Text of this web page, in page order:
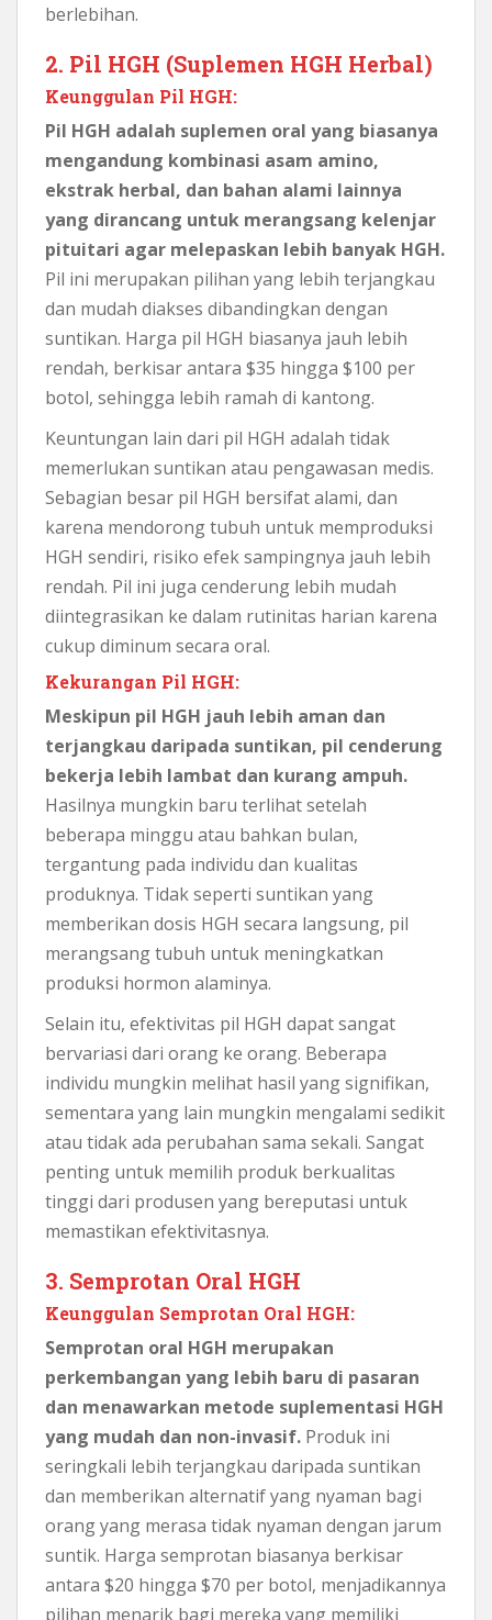
berlebihan.
2. Pil HGH (Suplemen HGH Herbal)
Keunggulan Pil HGH:
Pil HGH adalah suplemen oral yang biasanya
mengandung kombinasi asam amino,
ekstrak herbal, dan bahan alami lainnya
yang dirancang untuk merangsang kelenjar
pituitari agar melepaskan lebih banyak HGH.
Pil ini merupakan pilihan yang lebih terjangkau
dan mudah diakses dibandingkan dengan
suntikan. Harga pil HGH biasanya jauh lebih
rendah, berkisar antara $35 hingga $100 per
botol, sehingga lebih ramah di kantong.
Keuntungan lain dari pil HGH adalah tidak
memerlukan suntikan atau pengawasan medis.
Sebagian besar pil HGH bersifat alami, dan
karena mendorong tubuh untuk memproduksi
HGH sendiri, risiko efek sampingnya jauh lebih
rendah. Pil ini juga cenderung lebih mudah
diintegrasikan ke dalam rutinitas harian karena
cukup diminum secara oral.
Kekurangan Pil HGH:
Meskipun pil HGH jauh lebih aman dan
terjangkau daripada suntikan, pil cenderung
bekerja lebih lambat dan kurang ampuh.
Hasilnya mungkin baru terlihat setelah
beberapa minggu atau bahkan bulan,
tergantung pada individu dan kualitas
produknya. Tidak seperti suntikan yang
memberikan dosis HGH secara langsung, pil
merangsang tubuh untuk meningkatkan
produksi hormon alaminya.
Selain itu, efektivitas pil HGH dapat sangat
bervariasi dari orang ke orang. Beberapa
individu mungkin melihat hasil yang signifikan,
sementara yang lain mungkin mengalami sedikit
atau tidak ada perubahan sama sekali. Sangat
penting untuk memilih produk berkualitas
tinggi dari produsen yang bereputasi untuk
memastikan efektivitasnya.
3. Semprotan Oral HGH
Keunggulan Semprotan Oral HGH:
Semprotan oral HGH merupakan
perkembangan yang lebih baru di pasaran
dan menawarkan metode suplementasi HGH
yang mudah dan non-invasif. Produk ini
seringkali lebih terjangkau daripada suntikan
dan memberikan alternatif yang nyaman bagi
orang yang merasa tidak nyaman dengan jarum
suntik. Harga semprotan biasanya berkisar
antara $20 hingga $70 per botol, menjadikannya
pilihan menarik bagi mereka yang memiliki